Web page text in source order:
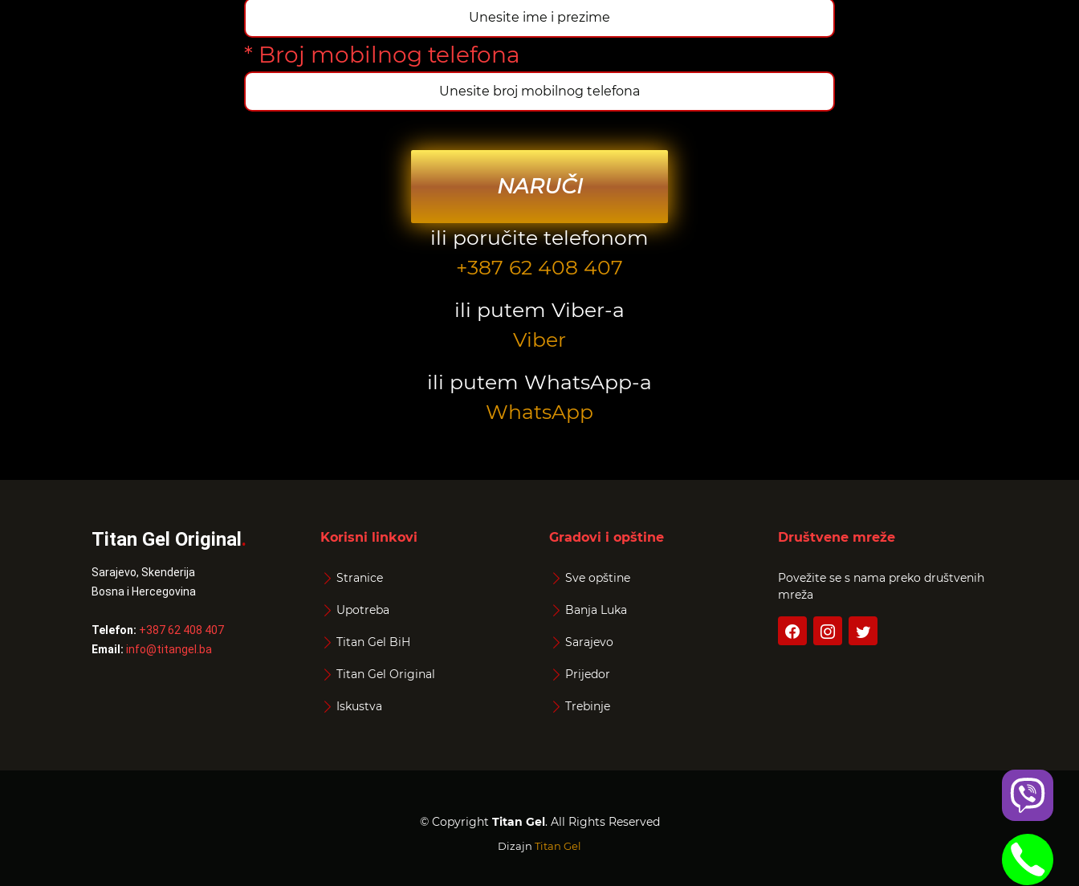
* Broj mobilnog telefona
NARUČI
ili poručite telefonom
+387 62 408 407
ili putem Viber-a
Viber
ili putem WhatsApp-a
WhatsApp
Titan Gel Original .
Sarajevo, Skenderija
Bosna i Hercegovina
Telefon: +387 62 408 407
Email: info@titangel.ba
Korisni linkovi
Stranice
Upotreba
Titan Gel BiH
Titan Gel Original
Iskustva
Gradovi i opštine
Sve opštine
Banja Luka
Sarajevo
Prijedor
Trebinje
Društvene mreže
Povežite se s nama preko društvenih
mreža
© Copyright Titan Gel. All Rights Reserved
Dizajn Titan Gel